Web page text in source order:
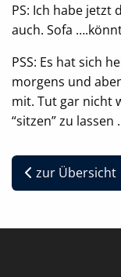
PS: Ich habe jetzt
auch. Sofa
PSS: Es hat sich
morgens und
mit. Tut gar nicht
“sitzen” zu lassen
zur Übersicht
Name:
NID,
Anbieter:
Zweck:
Speichert